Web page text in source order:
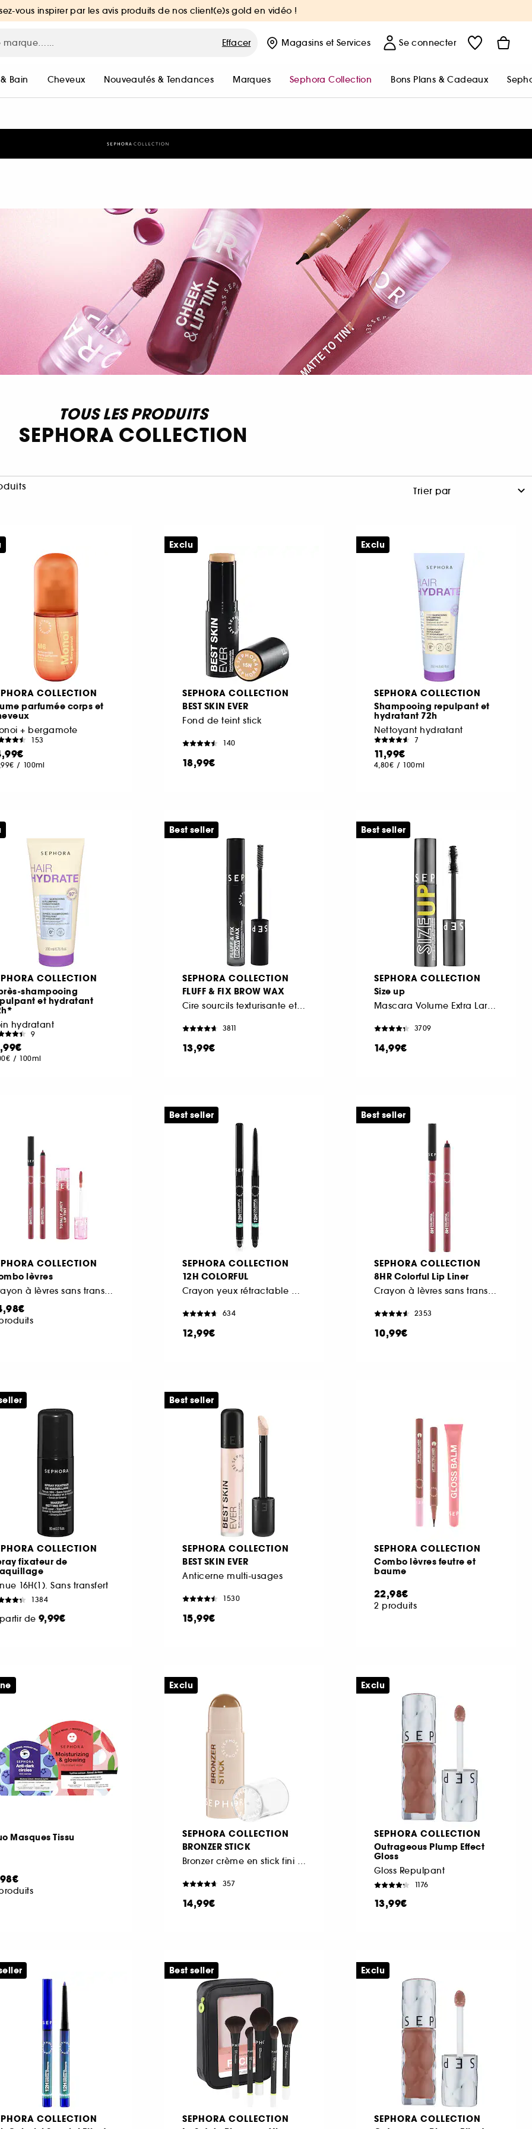
vous inspirer par les avis produits de nos client(e)s gold en vidéo !
Effacer Magasins et Services Se connecter
Bain Cheveux Nouveautés & Tendances Marques Sephora Collection Bons Plans & Cadeaux
TOUS LES PRODUITS
SEPHORA COLLECTION
COLLECTION
parfumée corps et
+ bergamote
153
/ 100ml
SEPHORA COLLECTION
BEST SKIN EVER
Fond de teint stick
140
18,99€
Exclu
SEPHORA COLLECTION
Shampooing repulpant et
hydratant 72h
Nettoyant hydratant
7
11,99€
4,80€ / 100ml
Exclu
COLLECTION
shampooing
et hydratant
hydratant
9
/ 100ml
SEPHORA COLLECTION
FLUFF & FIX BROW WAX
Cire sourcils texturisante et fixante
3811
13,99€
Best seller
SEPHORA COLLECTION
Size up
Mascara Volume Extra Large Immédiat
3709
14,99€
Best seller
COLLECTION
lèvres
Crayon à lèvres sans transfert et Totally Juicy Lip Tint
SEPHORA COLLECTION
12H COLORFUL
Crayon yeux rétractable Waterproof
634
12,99€
Best seller
SEPHORA COLLECTION
8HR Colorful Lip Liner
Crayon à lèvres sans transfert
2353
10,99€
Best seller
COLLECTION
fixateur de
16H(1). Sans transfert
1384
de 9,99€
SEPHORA COLLECTION
BEST SKIN EVER
Anticerne multi-usages
1530
15,99€
Best seller
SEPHORA COLLECTION
Combo lèvres feutre et
baume
22,98€
2 produits
Masques Tissu
SEPHORA COLLECTION
BRONZER STICK
Bronzer crème en stick fini mat longue tenue
357
14,99€
Exclu
SEPHORA COLLECTION
Outrageous Plump Effect
Gloss
Gloss Repulpant
1176
13,99€
Exclu
COLLECTION
SEPHORA COLLECTION
Best seller
SEPHORA COLLECTION
Exclu